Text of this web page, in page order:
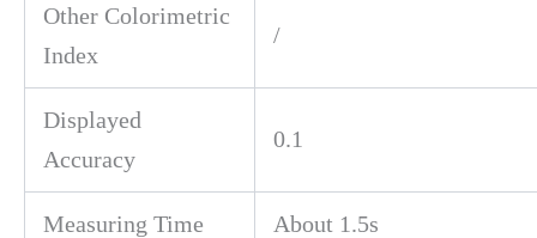
Other Colorimetric
Index
/
Displayed
Accuracy
0.1
Measuring Time About 1.5s